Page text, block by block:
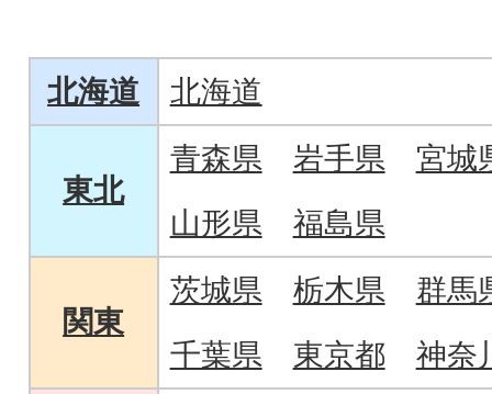
北海道 北海道
東北
青森県 岩手県
宮城
山形県
福島県
関東
茨城県 栃木県
群馬
千葉県
東京都 神奈